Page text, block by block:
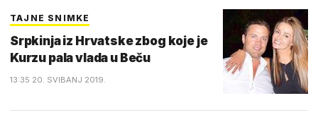
TAJNE SNIMKE
Srpkinja iz Hrvatske zbog koje je
Kurzu pala vlada u Beču
13:35 20. SVIBANJ 2019.